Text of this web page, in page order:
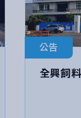
公告
全興飼